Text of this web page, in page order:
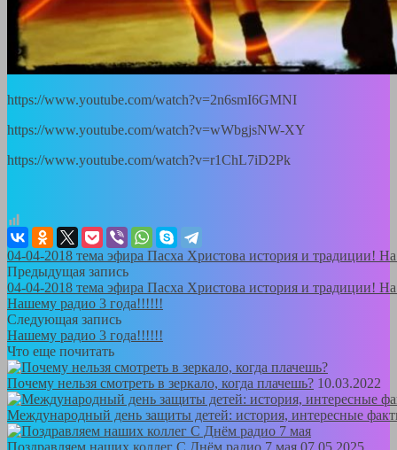
https://www.youtube.com/watch?v=2n6smI6GMNI
https://www.youtube.com/watch?v=wWbgjsNW-XY
https://www.youtube.com/watch?v=r1ChL7iD2Pk
04-04-2018 тема эфира Пасха Христова история и традиции!
Предыдущая запись
04-04-2018 тема эфира Пасха Христова история и традиции!
Нашему радио 3 года!!!!!!
Следующая запись
Нашему радио 3 года!!!!!!
Что еще почитать
Почему нельзя смотреть в зеркало, когда плачешь? 10.03.2022
Международный день защиты детей: история, интересные
Поздравляем наших коллег С Днём радио 7 мая 07.05.2025